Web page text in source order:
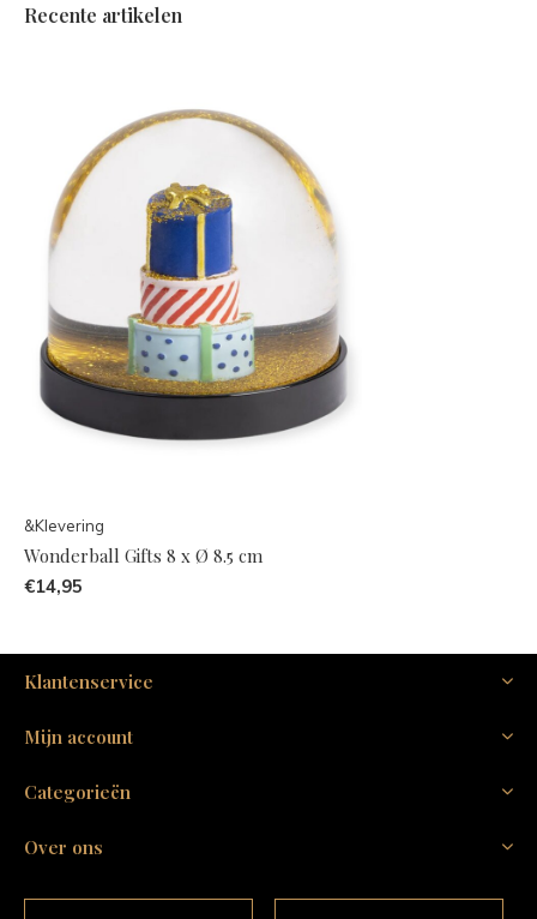
Recente artikelen
&Klevering
Wonderball Gifts 8 x Ø 8.5 cm
€14,95
Klantenservice
Mijn account
Categorieën
Over ons